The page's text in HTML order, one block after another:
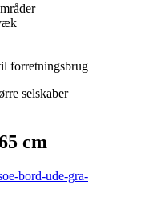
forretningsbrug
selskaber
cm
bord-ude-gra-